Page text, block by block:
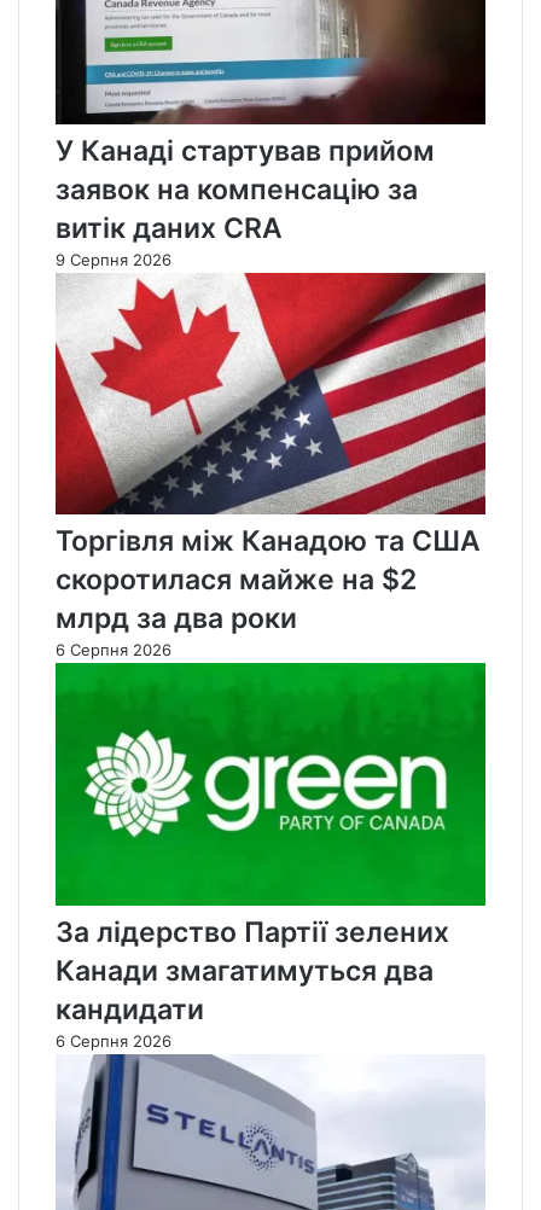
У Канаді стартував прийом
заявок на компенсацію за
витік даних CRA
9 Серпня 2026
Торгівля між Канадою та США
скоротилася майже на $2
млрд за два роки
6 Серпня 2026
За лідерство Партії зелених
Канади змагатимуться два
кандидати
6 Серпня 2026